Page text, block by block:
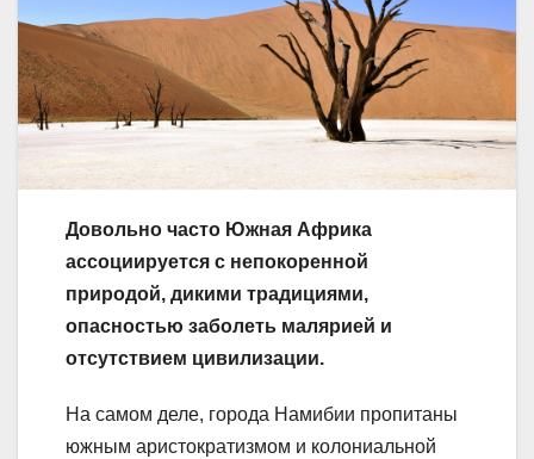
Довольно часто Южная Африка
ассоциируется с непокоренной
природой, дикими традициями,
опасностью заболеть малярией и
отсутствием цивилизации.
На самом деле, города Намибии пропитаны
южным аристократизмом и колониальной